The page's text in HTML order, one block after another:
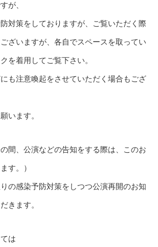
が、
対策をしておりますが、ご覧いただく際
ざいますが、各自でスペースを取ってい
を着用してご覧下さい。
も注意喚起をさせていただく場合もござ
います。
間、公演などの告知をする際は、このお
す。）
の感染予防対策をしつつ公演再開のお知
きます。
は